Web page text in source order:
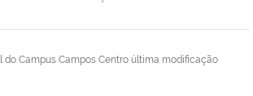
Campus Campos Centro última modificação